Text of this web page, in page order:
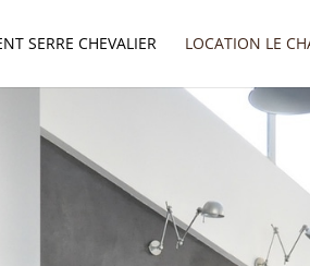
SERRE CHEVALIER LOCATION LE